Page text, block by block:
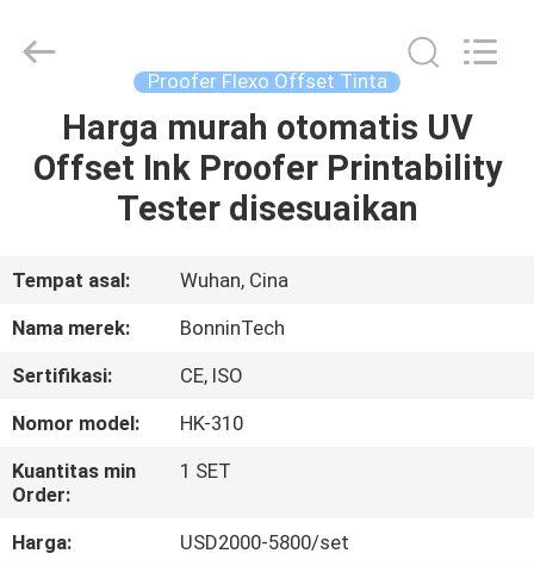
RUMAH
PRODUK
VIDEO
KAMI
TUR
PABRIK
Copyright
Technology
Proofer Flexo Offset Tinta
Harga murah otomatis UV
Offset Ink Proofer Printability
Tester disesuaikan
Tempat asal:
Wuhan, Cina
Nama merek:
BonninTech
Sertifikasi:
CE, ISO
Nomor model:
HK-310
Kuantitas min
Order:
1 SET
Harga:
USD2000-5800/set